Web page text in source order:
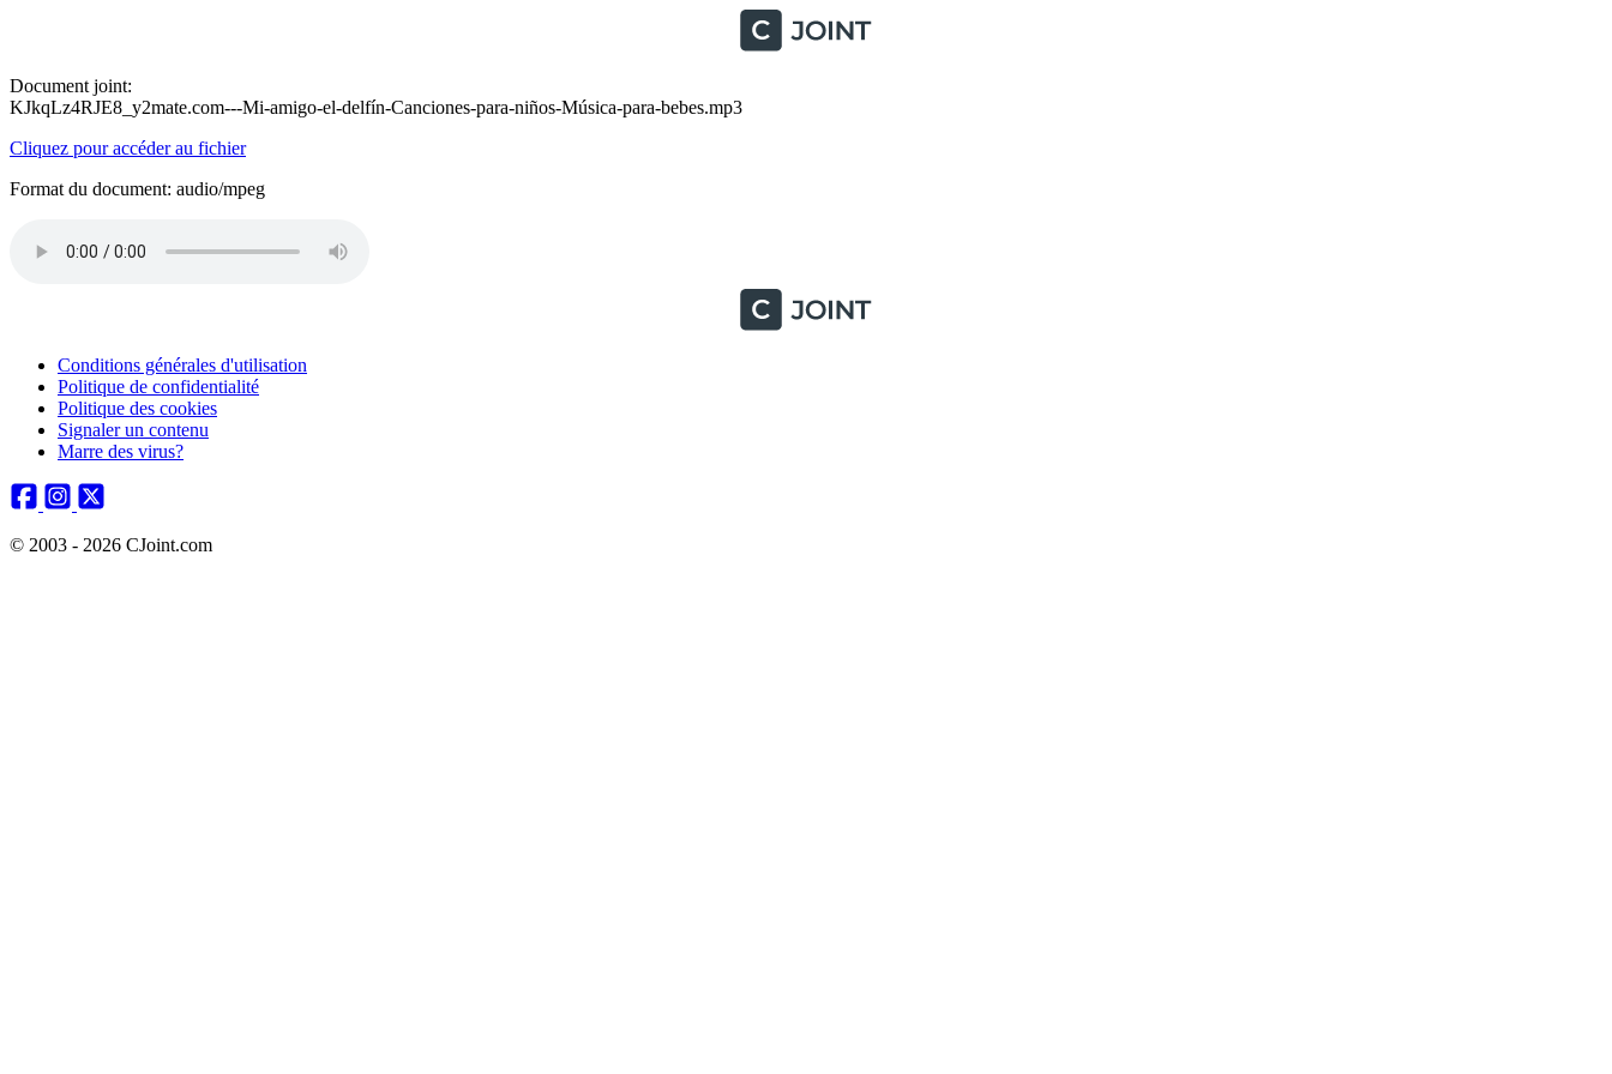
Document joint:
KJkqLz4RJE8_y2mate.com---Mi-amigo-el-delfín-Canciones-para-niños-Música-para-bebes.mp3
Cliquez pour accéder au fichier
Format du document: audio/mpeg
Conditions générales d'utilisation
Politique de confidentialité
Politique des cookies
Signaler un contenu
Marre des virus?
© 2003 - 2026 CJoint.com